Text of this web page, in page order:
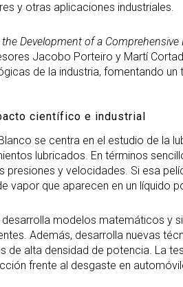
y otras aplicaciones industriales.
the Development of a
Jacobo Porteiro y Martí
de la industria, fomentando
científico e industrial
se centra en el estudio de la
lubricados. En términos
presiones y velocidades. Si esa
vapor que aparecen en un líquido
modelos matemáticos y
Además, desarrolla nuevas
de alta densidad de potencia. La
frente al desgaste en